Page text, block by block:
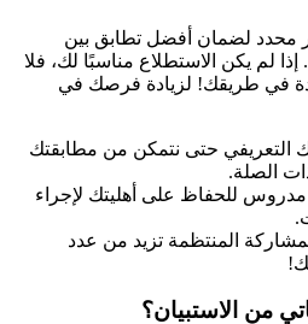
محدد لضمان أفضل تطابق بين
لم يكن الاستطلاع مناسبًا لك، فلا
في طريقك! لزيادة فرصك في
حتى نتمكن من مطابقتك
الصلة.
للحفاظ على أهليتك لإجراء
المنتظمة تزيد من عدد
من الاستبيان؟